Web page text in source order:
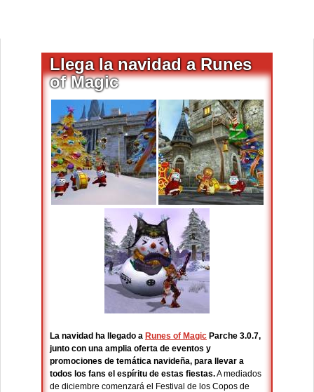
Llega la navidad a Runes
of Magic
La navidad ha llegado a Runes of Magic Parche 3.0.7,
junto con una amplia oferta de eventos y
promociones de temática navideña, para llevar a
todos los fans el espíritu de estas fiestas.A mediados
de diciembre comenzará el Festival de los Copos de